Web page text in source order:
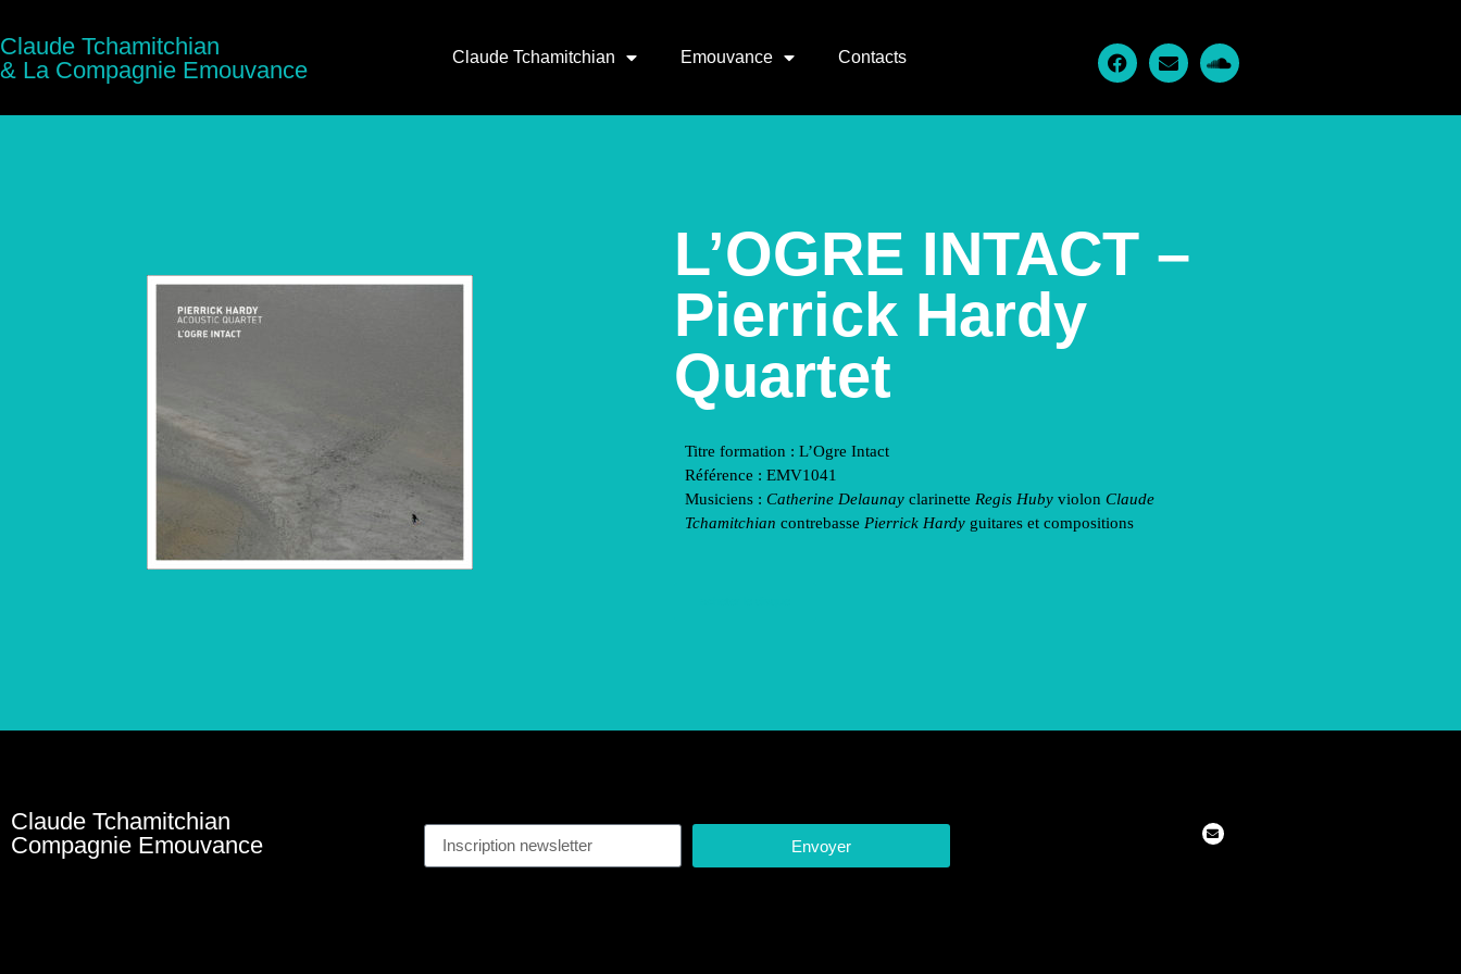
Claude Tchamitchian
& La Compagnie Emouvance
Claude Tchamitchian Emouvance Contacts
L’OGRE INTACT –
Pierrick Hardy
Quartet
Titre formation : L’Ogre Intact
Référence : EMV1041
Musiciens : Catherine Delaunay clarinette Regis Huby violon Claude
Tchamitchian contrebasse Pierrick Hardy guitares et compositions
Claude Tchamitchian
Compagnie Emouvance
Envoyer